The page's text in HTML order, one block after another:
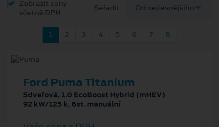
Zobrazit ceny
včetně DPH
Seřadit
1 2 3 4 5 6 7 8
Ford Puma Titanium
5dveřová, 1.0 EcoBoost Hybrid (mHEV)
92 kW/125 k, 6st. manuální